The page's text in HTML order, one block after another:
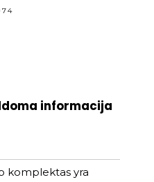
informacija
komplektas yra